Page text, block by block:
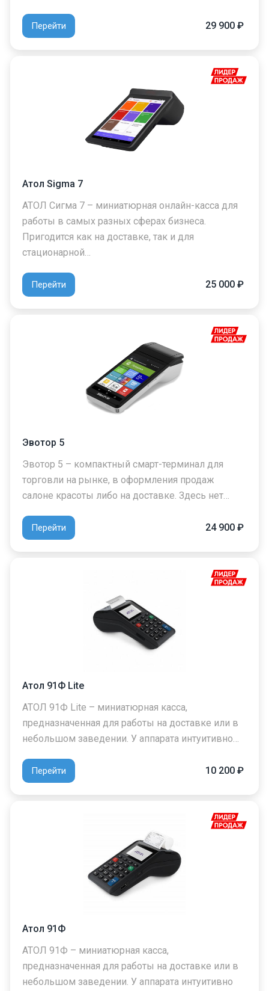
Перейти 29 900 ₽
Атол Sigma 7
АТОЛ Сигма 7 – миниатюрная онлайн-касса для
работы в самых разных сферах бизнеса.
Пригодится как на доставке, так и для
стационарной…
Перейти 25 000 ₽
Эвотор 5
Эвотор 5 – компактный смарт-терминал для
торговли на рынке, в оформления продаж
салоне красоты либо на доставке. Здесь нет…
Перейти 24 900 ₽
Атол 91Ф Lite
АТОЛ 91Ф Lite – миниатюрная касса,
предназначенная для работы на доставке или в
небольшом заведении. У аппарата интуитивно…
Перейти 10 200 ₽
Атол 91Ф
АТОЛ 91Ф – миниатюрная касса,
предназначенная для работы на доставке или в
небольшом заведении. У аппарата интуитивно